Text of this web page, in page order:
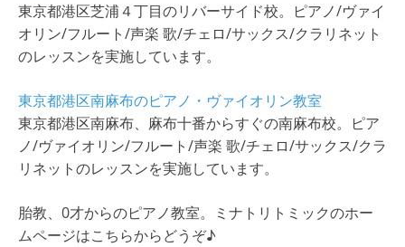
東京都港区芝浦４丁目のリバーサイド校。ピアノ/ヴァイ
オリン/フルート/声楽 歌/チェロ/サックス/クラリネット
のレッスンを実施しています。
東京都港区南麻布のピアノ・ヴァイオリン教室
東京都港区南麻布、麻布十番からすぐの南麻布校。ピア
ノ/ヴァイオリン/フルート/声楽 歌/チェロ/サックス/クラ
リネットのレッスンを実施しています。
胎教、0才からのピアノ教室。ミナトリトミックのホー
ムページはこちらからどうぞ♪